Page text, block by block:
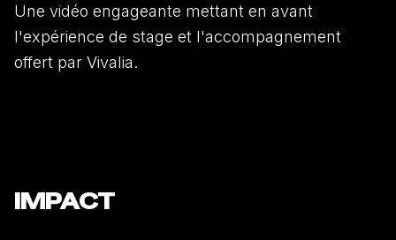
Une vidéo engageante mettant en avant
l'expérience de stage et l'accompagnement
offert par Vivalia.
IMPACT